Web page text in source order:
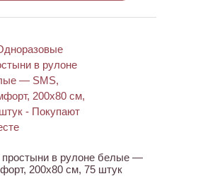
в рулоне белые —
200х80 см, 75 штук